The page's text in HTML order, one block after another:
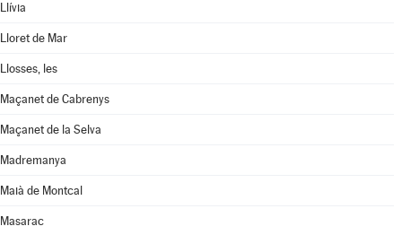
Llívia
Lloret de Mar
Llosses, les
Maçanet de Cabrenys
Maçanet de la Selva
Madremanya
Maià de Montcal
Masarac